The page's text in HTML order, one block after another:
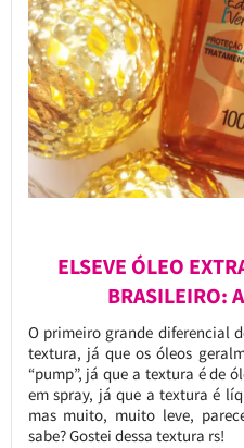
ELSEVE ÓLEO
BRASILEIRO:
O primeiro grande diferencial
textura, já que os óleos
“pump”, já que a textura é de
em spray, já que a textura é
mas muito, muito leve,
sabe? Gostei dessa textura rs!